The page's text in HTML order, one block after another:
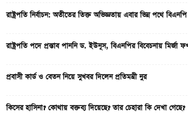
রাষ্ট্রপতি নির্বাচন: অতীতের তিক্ত অভিজ্ঞতায় এবার ভিন্ন পথে বিএনপি
রাষ্ট্রপতি পদে প্রস্তাব পাননি ড. ইউনূস, বিএনপির বিবেচনায় মির্জা
প্রবাসী কার্ড ও বেতন নিয়ে সুখবর দিলেন প্রতিমন্ত্রী নুর
কিসের হাসিনা? কোথায় বক্তব্য দিয়েছে? তার চেহারা কি দেখা গেছে?